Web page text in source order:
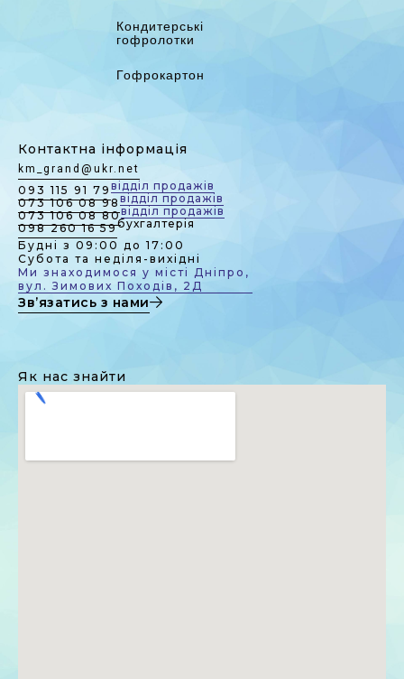
Контактна інформація
km_grand@ukr.net
093 115 91 79 відділ продажів
073 106 08 98 відділ продажів
073 106 08 80відділ продажів
098 260 16 59бухгалтерія
Будні з 09:00 до 17:00
Субота та неділя-вихідні
Ми знаходимося у місті Дніпро,
вул. Зимових Походів, 2Д
Зв’язатись з нами
Як нас знайти
Кондитерські
гофролотки
Гофрокартон